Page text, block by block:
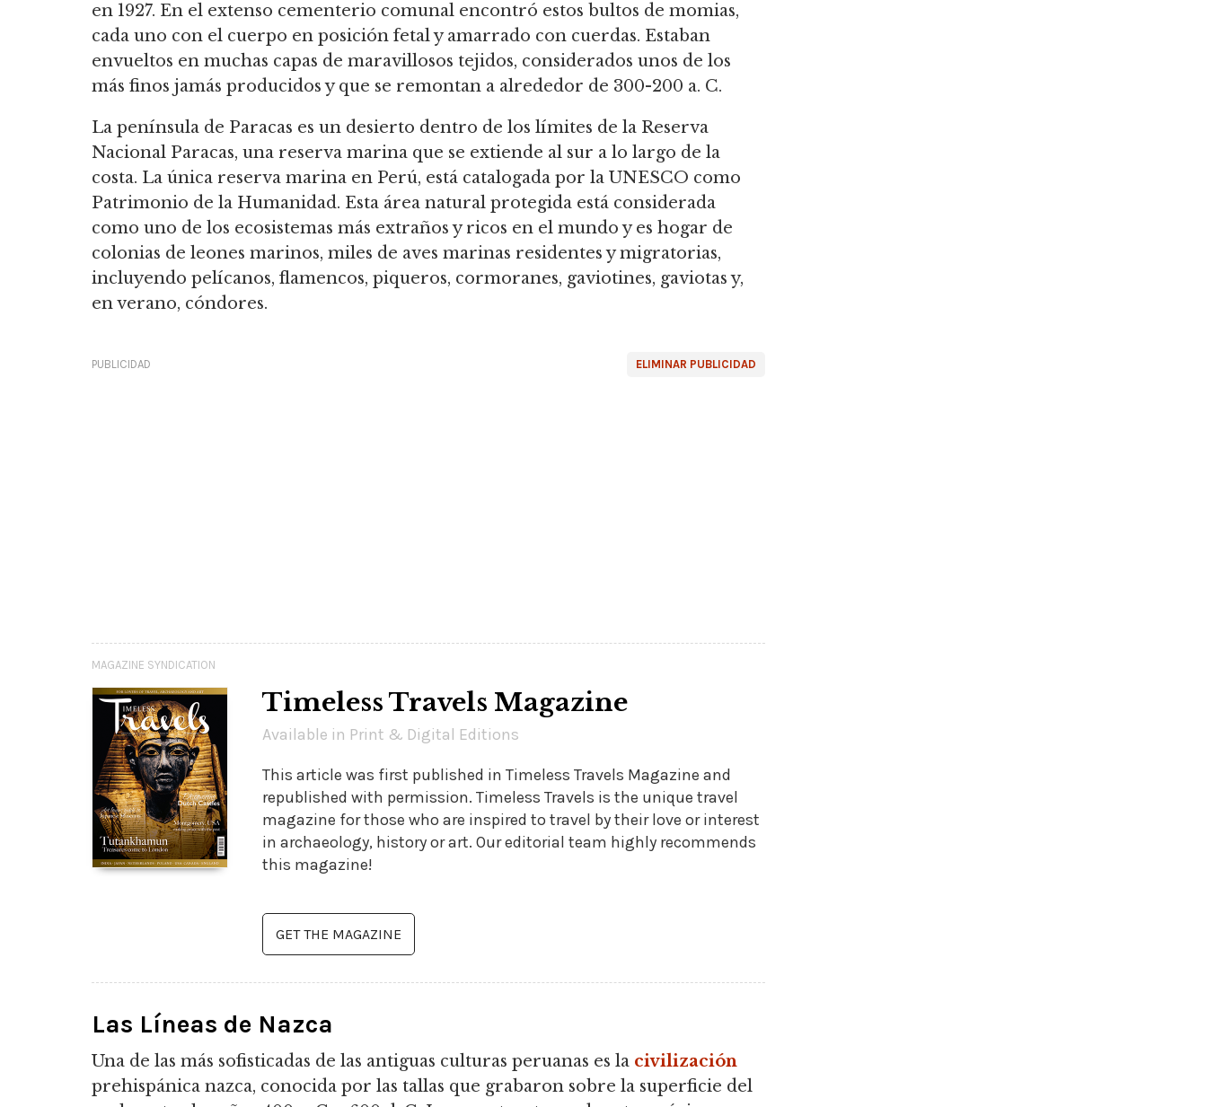
en 1927. En el extenso cementerio comunal encontró estos bultos de momias,
cada uno con el cuerpo en posición fetal y amarrado con cuerdas. Estaban
envueltos en muchas capas de maravillosos tejidos, considerados unos de los
más finos jamás producidos y que se remontan a alrededor de 300-200 a. C.
La península de Paracas es un desierto dentro de los límites de la Reserva
Nacional Paracas, una reserva marina que se extiende al sur a lo largo de la
costa. La única reserva marina en Perú, está catalogada por la UNESCO como
Patrimonio de la Humanidad. Esta área natural protegida está considerada
como uno de los ecosistemas más extraños y ricos en el mundo y es hogar de
colonias de leones marinos, miles de aves marinas residentes y migratorias,
incluyendo pelícanos, flamencos, piqueros, cormoranes, gaviotines, gaviotas y,
en verano, cóndores.
ELIMINAR PUBLICIDAD
PUBLICIDAD
MAGAZINE SYNDICATION
Timeless Travels Magazine
Available in Print & Digital Editions
This article was first published in Timeless Travels Magazine and
republished with permission. Timeless Travels is the unique travel
magazine for those who are inspired to travel by their love or interest
in archaeology, history or art. Our editorial team highly recommends
this magazine!
GET THE MAGAZINE
Las Líneas de Nazca
Una de las más sofisticadas de las antiguas culturas peruanas es la civilización
prehispánica nazca, conocida por las tallas que grabaron sobre la superficie del